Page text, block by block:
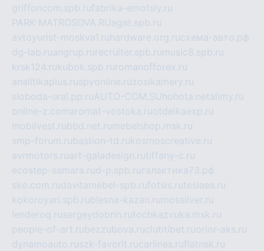
griffoncom.spb.rufabrika-emotsiy.ru
PARK-MATROSOVA.RUagat.spb.ru
avtoyurist-moskva1.ru hardware.org.ruсхема-авто.рф
dg-lab.ruangrup.ru recruiter.spb.ru music8.spb.ru
krsk124.rukubok.spb.ru romanofforex.ru
analitikaplus.ruspyonline.ruzosikamery.ru
sloboda-ural.pp.ruAUTO-COM.SU hohota.netalimy.ru
online-z.comaromat-vostoka.ruotdelkaexp.ru
mobilvest.rubbd.net.ru mebelshop.msk.ru
smp-forum.rubastion-td.rukosmoscreative.ru
avrmotors.ruart-galadesign.rutiffany-c.ru
ecostep-samara.rud-p.spb.ru галактика73.рф
sko.com.rudavitamebel-spb.rufotsis.rutesiaes.ru
kokoroyari.spb.rublesna-kazan.ru mossilver.ru
lenderoq.rusergeydobrin.rutochkazvuka.msk.ru
people-of-art.rubezzubova.ruclubtibet.ruorior-aks.ru
dynamoauto.ruszk-favorit.rucarlines.ruflatnsk.ru